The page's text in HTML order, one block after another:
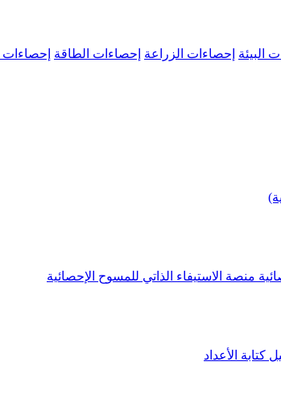
البيئة إحصاءات الزراعة إحصاءات الطاقة إحصاءات
منصة الاستيفاء الذاتي للمسوح الإحصائية
كتابة الأعداد